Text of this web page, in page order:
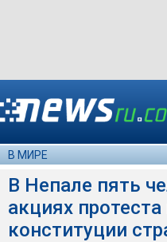
В МИРЕ
В Непале пять
акциях
конституции